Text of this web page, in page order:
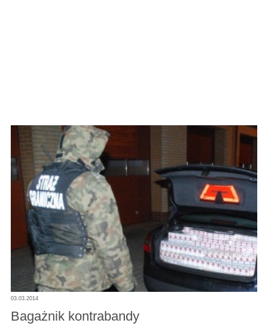
03.03.2014
Bagażnik kontrabandy